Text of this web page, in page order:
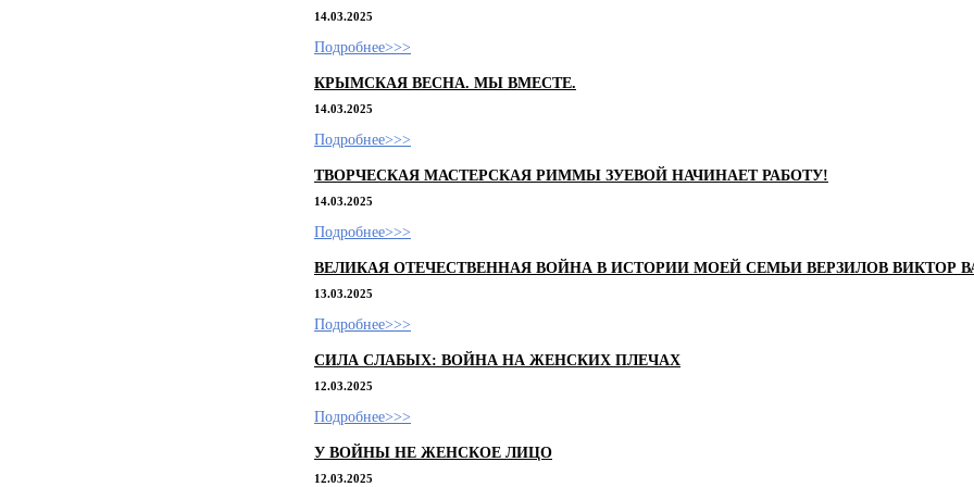
14.03.2025
Подробнее>>>
КРЫМСКАЯ ВЕСНА. МЫ ВМЕСТЕ.
14.03.2025
Подробнее>>>
ТВОРЧЕСКАЯ МАСТЕРСКАЯ РИММЫ ЗУЕВОЙ НАЧИНАЕТ РАБОТУ!
14.03.2025
Подробнее>>>
ВЕЛИКАЯ ОТЕЧЕСТВЕННАЯ ВОЙНА В ИСТОРИИ МОЕЙ СЕМЬИ ВЕРЗИЛОВ ВИКТОР
13.03.2025
Подробнее>>>
СИЛА СЛАБЫХ: ВОЙНА НА ЖЕНСКИХ ПЛЕЧАХ
12.03.2025
Подробнее>>>
У ВОЙНЫ НЕ ЖЕНСКОЕ ЛИЦО
12.03.2025